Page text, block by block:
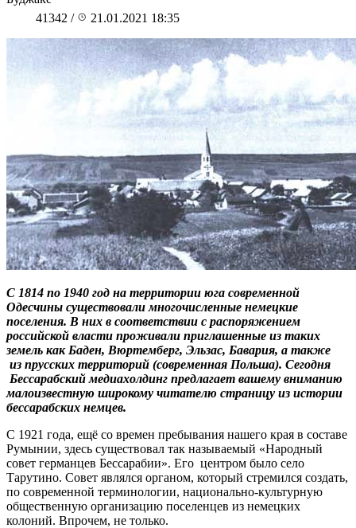
41342 / 21.01.2021 18:35
С 1814 по 1940 год на территории юга современной
Одесчины существовали многочисленные немецкие
поселения. В них в соответствии с распоряжением
российской власти проживали приглашенные из таких
земель как Баден, Вюртемберг, Эльзас, Бавария, а также
из прусских территорий (современная Польша). Сегодня
Бессарабский медиахолдинг предлагает вашему вниманию
малоизвестную широкому читателю страницу из истории
бессарабских немцев.
С 1921 года, ещё со времен пребывания нашего края в составе
Румынии, здесь существовал так называемый «Народный
совет германцев Бессарабии». Его центром было село
Тарутино. Совет являлся органом, который стремился создать,
по современной терминологии, национально-культурную
общественную организацию поселенцев из немецких
колоний. Впрочем, не только.